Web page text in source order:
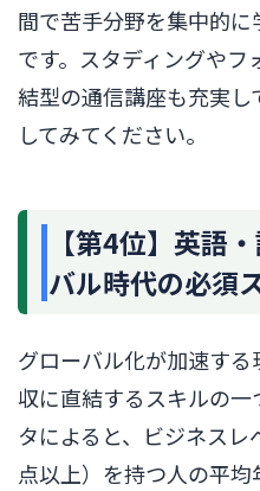
間で苦手分野を集中的
です。スタディングや
結型の通信講座も充実
してみてください。
【第4位】英語
バル時代の必須
グローバル化が加速す
収に直結するスキルの
タによると、ビジネスレ
点以上）を持つ人の平